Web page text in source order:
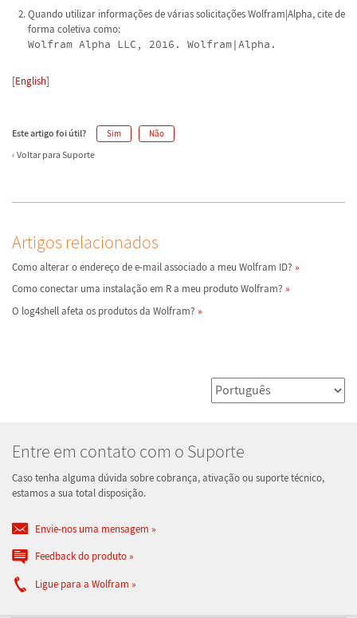
Quando utilizar informações de várias solicitações Wolfram|Alpha, cite de
forma coletiva como:
Wolfram Alpha LLC, 2016. Wolfram|Alpha.
[English]
Este artigo foi útil? Sim Não
Voltar para Suporte
Artigos relacionados
Como alterar o endereço de e-mail associado a meu Wolfram ID?
Como conectar uma instalação em R a meu produto Wolfram?
O log4shell afeta os produtos da Wolfram?
Entre em contato com o Suporte
Caso tenha alguma dúvida sobre cobrança, ativação ou suporte técnico,
estamos a sua total disposição.
Envie-nos uma mensagem
Feedback do produto
Ligue para a Wolfram